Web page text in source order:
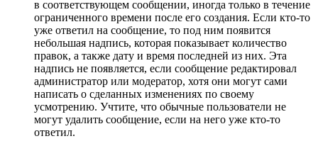
в соответствующем сообщении, иногда только в течение
ограниченного времени после его создания. Если кто-то
уже ответил на сообщение, то под ним появится
небольшая надпись, которая показывает количество
правок, а также дату и время последней из них. Эта
надпись не появляется, если сообщение редактировал
администратор или модератор, хотя они могут сами
написать о сделанных изменениях по своему
усмотрению. Учтите, что обычные пользователи не
могут удалить сообщение, если на него уже кто-то
ответил.